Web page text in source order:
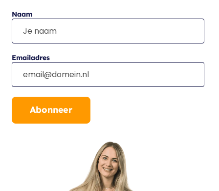
Naam
Emailadres
Abonneer